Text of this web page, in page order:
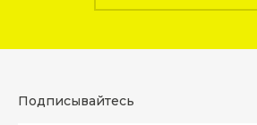
Подписывайтесь